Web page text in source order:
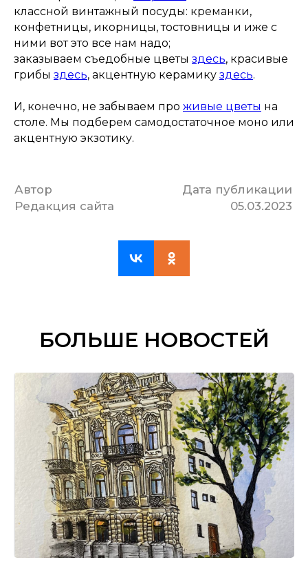
классной винтажный посуды: креманки,
конфетницы, икорницы, тостовницы и иже с
ними вот это все нам надо;
заказываем съедобные цветы здесь, красивые
грибы здесь, акцентную керамику здесь.
И, конечно, не забываем про живые цветы на
столе. Мы подберем самодостаточное моно или
акцентную экзотику.
БОЛЬШЕ НОВОСТЕЙ